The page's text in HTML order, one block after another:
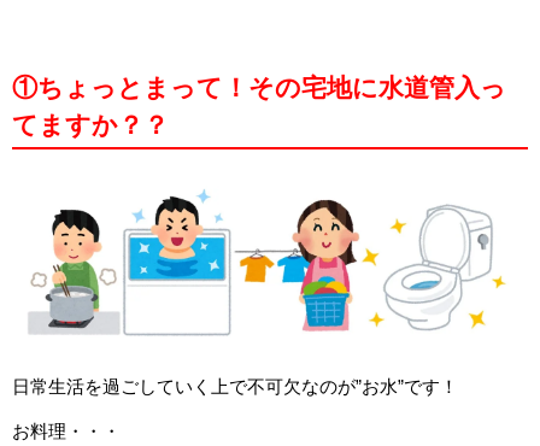
①ちょっとまって！その宅地に水道管入っ
てますか？？
日常生活を過ごしていく上で不可欠なのが”お水”です！
お料理・・・